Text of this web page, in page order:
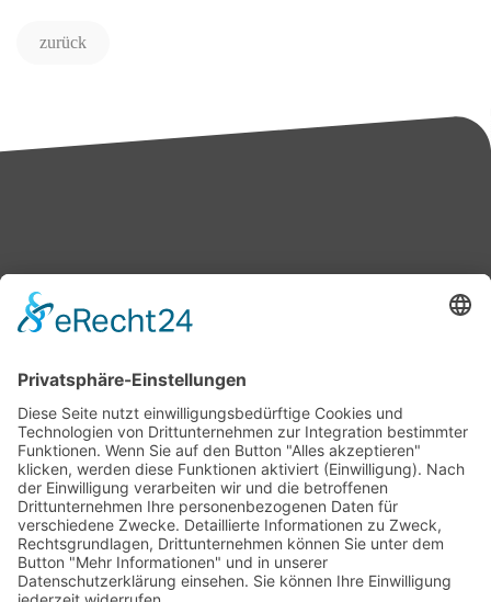
zurück
Bärbel Bas
Presse & Downloads
Pressemitteilungen
Pressefotos
BASis Info
Newsletter-Abo